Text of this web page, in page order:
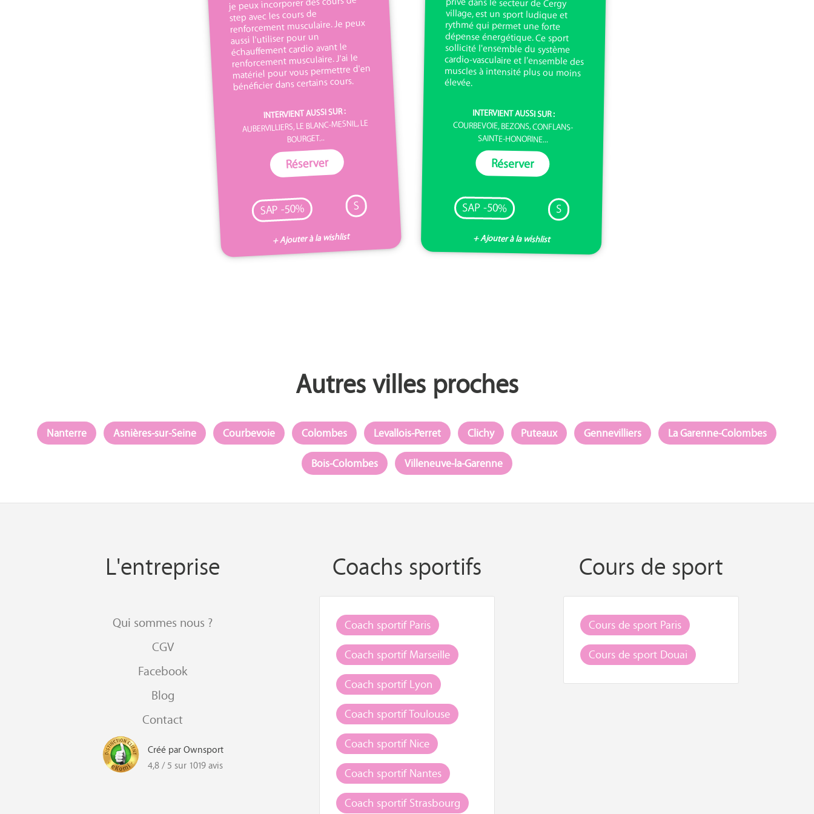
step avec les cours de
renforcement musculaire. Je peux
aussi l'utiliser pour un
échauffement cardio avant le
renforcement musculaire. J'ai le
matériel pour vous permettre d'en
bénéficier dans certains cours.
INTERVIENT AUSSI SUR :
AUBERVILLIERS, LE BLANC-MESNIL, LE
BOURGET...
Réserver
SAP -50% S
+ Ajouter à la wishlist
élevée.
INTERVIENT AUSSI SUR :
COURBEVOIE, BEZONS, CONFLANS-
SAINTE-HONORINE...
Réserver
SAP -50% S
+ Ajouter à la wishlist
Autres villes proches
Nanterre Asnières-sur-Seine Courbevoie Colombes Levallois-Perret Clichy Puteaux Gennevilliers
La Garenne-Colombes
Bois-Colombes
Villeneuve-la-Garenne
L'entreprise
Qui sommes nous ?
CGV
Facebook
Blog
Contact
Créé par Ownsport
4,8 / 5 sur 1019 avis
Coachs sportifs
Coach sportif Paris
Coach sportif Marseille
Coach sportif Lyon
Coach sportif Toulouse
Coach sportif Nice
Coach sportif Nantes
Coach sportif Strasbourg
Cours de sport
Cours de sport Paris
Cours de sport Douai